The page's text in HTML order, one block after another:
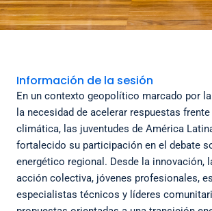
Información de la sesión
En un contexto geopolítico marcado por
la necesidad de acelerar respuestas
climática, las juventudes de América
fortalecido su participación en el debate
energético regional. Desde la innovación,
acción colectiva, jóvenes profesionales,
especialistas técnicos y líderes